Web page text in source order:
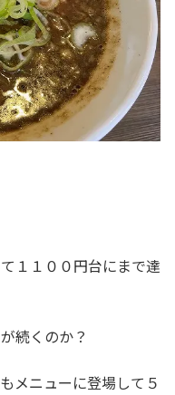
１１００円台にまで達
続くのか？
メニューに登場して５